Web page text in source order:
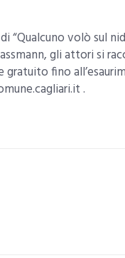
“Qualcuno volò sul
gli attori si
gratuito fino
.